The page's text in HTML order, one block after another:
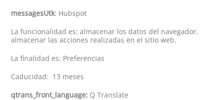
messagesUtk: Hubspot
La funcionalidad es: almacenar los datos del navegador,
almacenar las acciones realizadas en el sitio web.
La finalidad es: Preferencias
Caducidad: 13 meses
qtrans_front_language: Q Translate